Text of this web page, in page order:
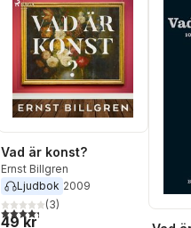
Vad är konst?
Ernst Billgren
Ljudbok 2009
4,3utav 5 stjärnor. Totalt antal röster:
(3)
49 kr